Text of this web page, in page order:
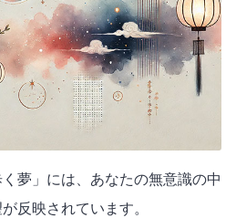
く夢」には、あなたの無意識の中
反映されています。